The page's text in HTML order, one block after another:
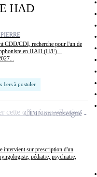
HAD
CDD/CDI, recherche pour l'un de
en HAD (H/F). -
1ers à postuler
intervient sur prescription d'un
pédiatre, psychiatre,
CDINon renseigné
cette offre à ma sélection